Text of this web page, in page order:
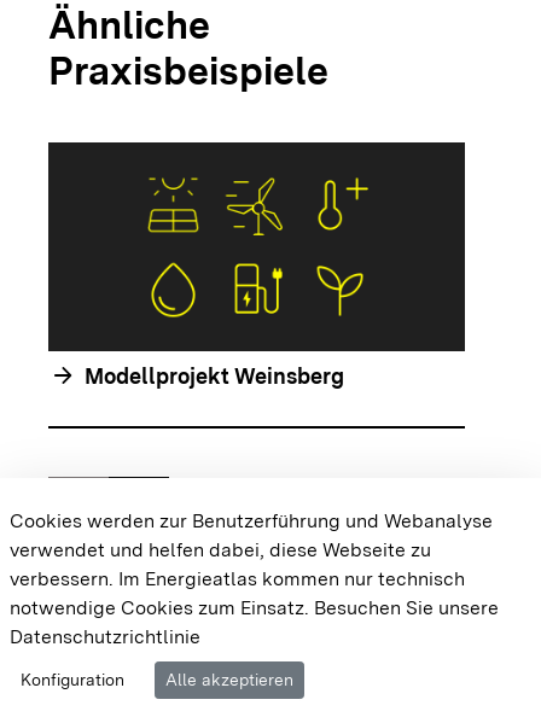
Ähnliche
Praxisbeispiele
arrow_forward Modellprojekt Weinsberg
Zur vorhergehenden Folie springen
chevron_rightZur nächsten Folie springen
{{#displayPraxisbeispielMap}} {{{body}}}
{{/displayPraxisbeispielMap}}
Cookie-EinstellungenBarrierefreiheit
Impressum
Cookies werden zur Benutzerführung und Webanalyse
verwendet und helfen dabei, diese Webseite zu
verbessern. Im Energieatlas kommen nur technisch
notwendige Cookies zum Einsatz. Besuchen Sie unsere
Datenschutzrichtlinie
Konfiguration Alle akzeptieren